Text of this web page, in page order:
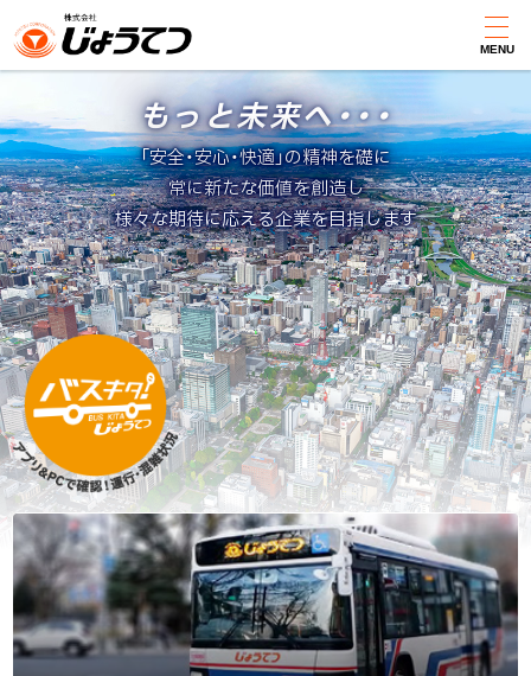
文
へ
メ
ニ
ュ
ー
へ
じょうてつ
MENU
ょ
う
て
つ
もっと未来へ・・・
「安全・安心・快適」の精神を礎に
常に新たな価値を創造し
様々な期待に応える企業を目指します